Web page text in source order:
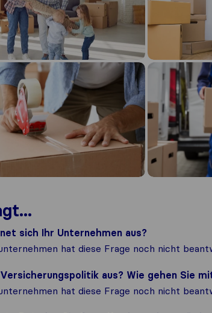
sich Ihr Unternehmen aus?
hat diese Frage noch nicht
aus? Wie gehen Sie
hat diese Frage noch nicht